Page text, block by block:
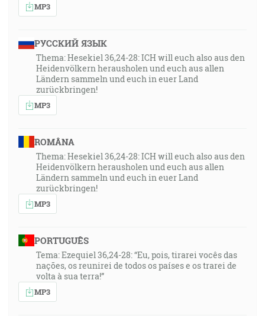
MP3
РУССКИЙ ЯЗЫК
Thema: Hesekiel 36,24-28: ICH will euch also aus den
Heidenvölkern herausholen und euch aus allen
Ländern sammeln und euch in euer Land
zurückbringen!
MP3
ROMÂNA
Thema: Hesekiel 36,24-28: ICH will euch also aus den
Heidenvölkern herausholen und euch aus allen
Ländern sammeln und euch in euer Land
zurückbringen!
MP3
PORTUGUÊS
Tema: Ezequiel 36,24-28: “Eu, pois, tirarei vocês das
nações, os reunirei de todos os países e os trarei de
volta à sua terra!”
MP3